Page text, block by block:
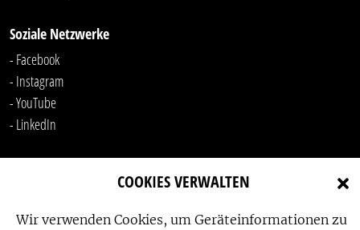
COOKIES VERWALTEN
Wir verwenden Cookies, um Geräteinformationen zu
Soziale Netzwerke
- Facebook
- Instagram
- YouTube
- LinkedIn